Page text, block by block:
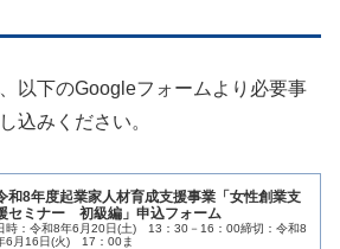
以下のGoogleフォームより必要事
込みください。
和8年度起業家人材育成支援事業「女性創業支
セミナー 初級編」申込フォーム
時：令和8年6月20日(土) 13：30－16：00締切：令和8
6月16日(火) 17：00ま